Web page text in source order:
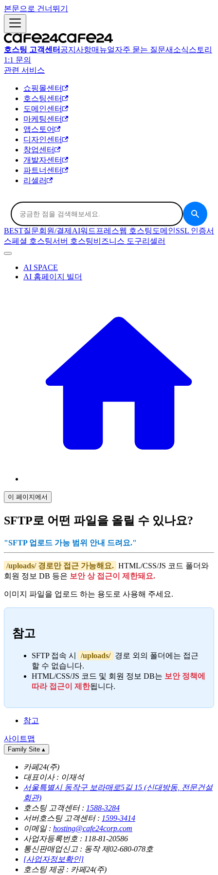
본문으로 건너뛰기
호스팅 고객센터 공지사항매뉴얼자주 묻는 질문새소식스토리
1:1 문의
관련 서비스
쇼핑몰센터
호스팅센터
도메인센터
마케팅센터
앱스토어
디자인센터
창업센터
개발자센터
파트너센터
리셀러
BEST질문회원/결제 AI워드프레스웹 호스팅 도메인SSL 인증서
스페셜 호스팅서버 호스팅비즈니스 도구리셀러
AI SPACE
AI 홈페이지 빌더
이 페이지에서
SFTP로 어떤 파일을 올릴 수 있나요?
"SFTP 업로드 가능 범위 안내 드려요."
/uploads/ 경로만 접근 가능해요. HTML/CSS/JS 코드 폴더와
회원 정보 DB 등은 보안 상 접근이 제한돼요.
이미지 파일을 업로드 하는 용도로 사용해 주세요.
참고
SFTP 접속 시 /uploads/ 경로 외의 폴더에는 접근
할 수 없습니다.
HTML/CSS/JS 코드 및 회원 정보 DB는 보안 정책에
따라 접근이 제한됩니다.
참고
사이트맵
Family Site ▴
카페24(주)
대표이사 : 이재석
서울특별시 동작구 보라매로5길 15 (신대방동, 전문건설
회관)
호스팅 고객센터 : 1588-3284
서버호스팅 고객센터 : 1599-3414
이메일 : hosting@cafe24corp.com
사업자등록번호 : 118-81-20586
통신판매업신고 : 동작 제02-680-078호
[사업자정보확인]
호스팅 제공 : 카페24(주)